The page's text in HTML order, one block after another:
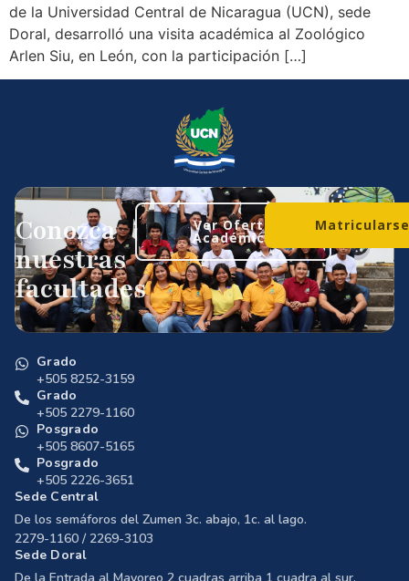
de la Universidad Central de Nicaragua (UCN), sede
Doral, desarrolló una visita académica al Zoológico
Arlen Siu, en León, con la participación […]
Conozca
nuestras
facultades
Ver Oferta
Académica
Grado
+505 8252-3159
Grado
+505 2279-1160
Posgrado
+505 8607-5165
Posgrado
+505 2226-3651
Sede Central
De los semáforos del Zumen 3c. abajo, 1c. al lago.
2279-1160 / 2269-3103
Sede Doral